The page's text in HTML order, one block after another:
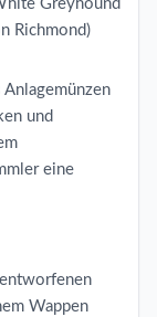
Greyhound
Richmond)
Anlagemünzen
und
eine
Wappen